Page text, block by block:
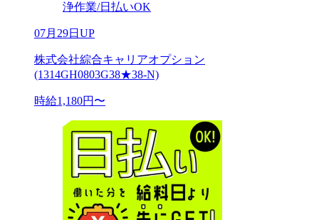
浄作業/日払いOK
07月29日UP
株式会社綜合キャリアオプション
(1314GH0803G38★38-N)
時給1,180円〜